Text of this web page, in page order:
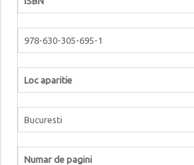
978-630-305-695-1
Loc aparitie
Bucuresti
Numar de pagini